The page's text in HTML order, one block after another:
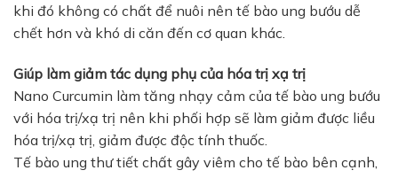
khi đó không có chất để nuôi nên tế bào ung bướu dễ
chết hơn và khó di căn đến cơ quan khác.
Giúp làm giảm tác dụng phụ của hóa trị xạ trị
Nano Curcumin làm tăng nhạy cảm của tế bào ung bướu
với hóa trị/xạ trị nên khi phối hợp sẽ làm giảm được liều
hóa trị/xạ trị, giảm được độc tính thuốc.
Tế bào ung thư tiết chất gây viêm cho tế bào bên cạnh,